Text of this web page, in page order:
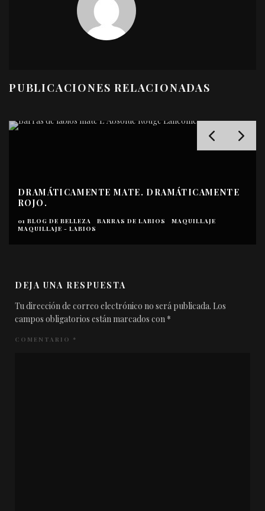
PUBLICACIONES RELACIONADAS
DRAMÁTICAMENTE MATE. DRAMÁTICAMENTE
ROJO.
01 BLOG DE BELLEZA BARRAS DE LABIOS
MAQUILLAJE
MAQUILLAJE - LABIOS
DEJA UNA RESPUESTA
Tu dirección de correo electrónico no será publicada. Los
campos obligatorios están marcados con *
COMENTARIO *